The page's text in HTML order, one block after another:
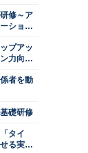
修～ア
ション
プアッ
力向上
者を動
礎研修
タイ
る実践